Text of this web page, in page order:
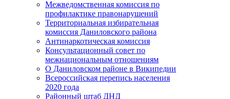
Межведомственная комиссия по
профилактике правонарушений
Территориальная избирательная
комиссия Даниловского района
Антинаркотическая комиссия
Консультационный совет по
межнациональным отношениям
О Даниловском районе в Википедии
Всероссийская перепись населения
2020 года
Районный штаб ДНД